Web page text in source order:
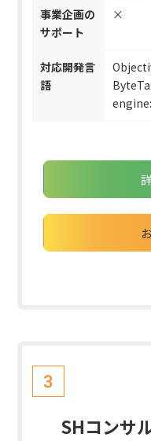
事業企画の
サポート
×
対応開発言
語
3
SHコンサ